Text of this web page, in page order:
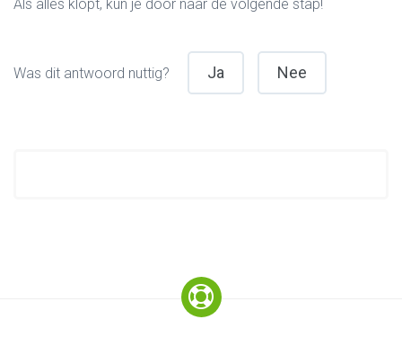
Als alles klopt, kun je door naar de volgende stap!
Was dit antwoord nuttig? Ja Nee